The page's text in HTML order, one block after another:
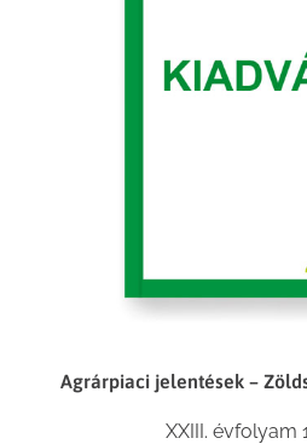
Agrárpiaci jelentések –
XXIII. évfolyam